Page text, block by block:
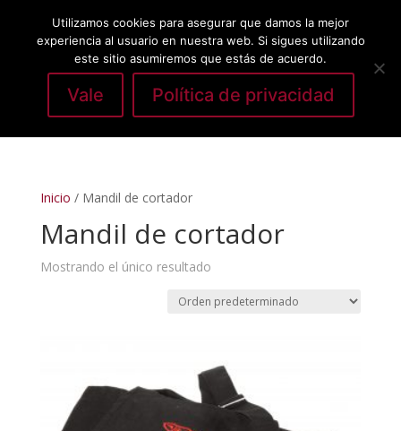
Seleccionar página
Inicio / Mandil de cortador
Mandil de cortador
Mostrando el único resultado
Utilizamos cookies para asegurar que damos la mejor
experiencia al usuario en nuestra web. Si sigues utilizando
este sitio asumiremos que estás de acuerdo.
Vale Política de privacidad